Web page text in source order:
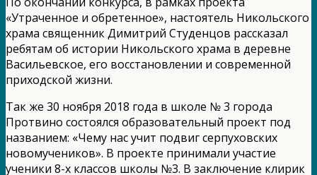
«Утраченное и обретенное», настоятель Никольского
храма священник Димитрий Студенцов рассказал
ребятам об истории Никольского храма в деревне
Васильевское, его восстановлении и современной
приходской жизни.
Так же 30 ноября 2018 года в школе № 3 города
Протвино состоялся образовательный проект под
названием: «Чему нас учит подвиг серпуховских
новомучеников». В проекте принимали участие
ученики 8-х классов школы №3. В заключение клирик